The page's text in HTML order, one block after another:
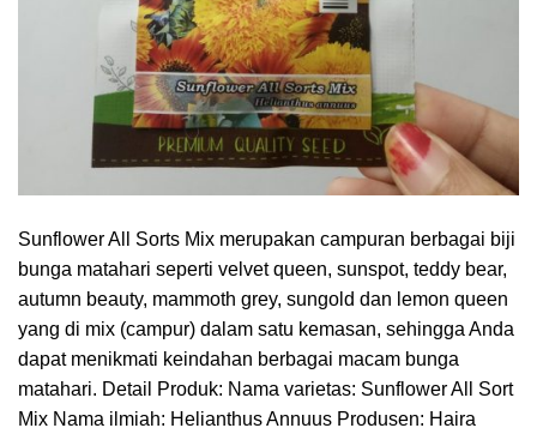
Sunflower All Sorts Mix merupakan campuran berbagai biji
bunga matahari seperti velvet queen, sunspot, teddy bear,
autumn beauty, mammoth grey, sungold dan lemon queen
yang di mix (campur) dalam satu kemasan, sehingga Anda
dapat menikmati keindahan berbagai macam bunga
matahari. Detail Produk: Nama varietas: Sunflower All Sort
Mix Nama ilmiah: Helianthus Annuus Produsen: Haira